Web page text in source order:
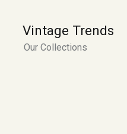
Vintage Trends
Our Collections